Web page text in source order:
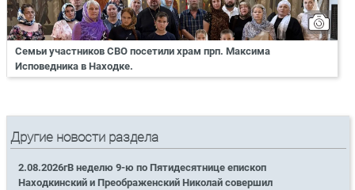
Семьи участников СВО посетили храм прп. Максима
Исповедника в Находке.
Другие новости раздела
2.08.2026гВ неделю 9-ю по Пятидесятнице епископ
Находкинский и Преображенский Николай совершил